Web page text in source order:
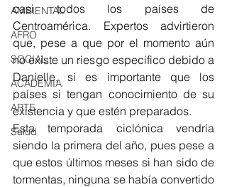
AMBIENTAL
AFRO
SOCIAL
ACADEMIA
ARTE
Salud
casi todos los países de
Centroamérica. Expertos advirtieron
que, pese a que por el momento aún
no existe un riesgo especifico debido a
Danielle, si es importante que los
países si tengan conocimiento de su
existencia y que estén preparados.
Esta temporada ciclónica vendría
siendo la primera del año, pues pese a
que estos últimos meses si han sido de
tormentas, ninguna se había convertido